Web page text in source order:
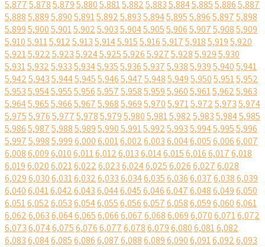
5,8775,8785,8795,8805,8815,8825,8835,8845,8855,8865,887
5,8885,8895,8905,8915,8925,8935,8945,8955,8965,8975,898
5,8995,9005,9015,9025,9035,9045,9055,9065,9075,9085,909
5,9105,9115,9125,9135,9145,9155,9165,9175,9185,9195,920
5,9215,9225,9235,9245,9255,9265,9275,9285,9295,930
5,9315,9325,9335,9345,9355,9365,9375,9385,9395,9405,941
5,9425,9435,9445,9455,9465,9475,9485,9495,9505,9515,952
5,9535,9545,9555,9565,9575,9585,9595,9605,9615,9625,963
5,9645,9655,9665,9675,9685,9695,9705,9715,9725,9735,974
5,9755,9765,9775,9785,9795,9805,9815,9825,9835,9845,985
5,9865,9875,9885,9895,9905,9915,9925,9935,9945,9955,996
5,9975,9985,9996,0006,0016,0026,0036,0046,0056,0066,007
6,0086,0096,0106,0116,0126,0136,0146,0156,0166,0176,018
6,0196,0206,0216,0226,0236,0246,0256,0266,0276,028
6,0296,0306,0316,0326,0336,0346,0356,0366,0376,0386,039
6,0406,0416,0426,0436,0446,0456,0466,0476,0486,0496,050
6,0516,0526,0536,0546,0556,0566,0576,0586,0596,0606,061
6,0626,0636,0646,0656,0666,0676,0686,0696,0706,0716,072
6,0736,0746,0756,0766,0776,0786,0796,0806,0816,082
6,0836,0846,0856,0866,0876,0886,0896,0906,0916,0926,093